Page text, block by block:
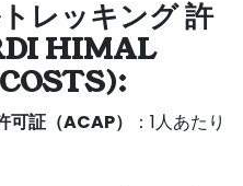
レッキング 許
HIMAL
可証（ACAP）
：1人あたり